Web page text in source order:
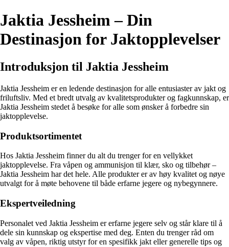
Jaktia Jessheim – Din
Destinasjon for Jaktopplevelser
Introduksjon til Jaktia Jessheim
Jaktia Jessheim er en ledende destinasjon for alle entusiaster av jakt og
friluftsliv. Med et bredt utvalg av kvalitetsprodukter og fagkunnskap, er
Jaktia Jessheim stedet å besøke for alle som ønsker å forbedre sin
jaktopplevelse.
Produktsortimentet
Hos Jaktia Jessheim finner du alt du trenger for en vellykket
jaktopplevelse. Fra våpen og ammunisjon til klær, sko og tilbehør –
Jaktia Jessheim har det hele. Alle produkter er av høy kvalitet og nøye
utvalgt for å møte behovene til både erfarne jegere og nybegynnere.
Ekspertveiledning
Personalet ved Jaktia Jessheim er erfarne jegere selv og står klare til å
dele sin kunnskap og ekspertise med deg. Enten du trenger råd om
valg av våpen, riktig utstyr for en spesifikk jakt eller generelle tips og